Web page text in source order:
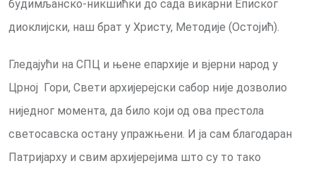
будимљанско-никшићки до сада викарни Еписког
диоклијски, наш брат у Христу, Методије (Остојић).
Гледајући на СПЦ и њене епархије и вјерни народ у
Црној Гори, Свети архијерејски сабор није дозволио
ниједног момента, да било који од ова престола
светосавска остану упражњени. И ја сам благодаран
Патријарху и свим архијерејима што су то тако